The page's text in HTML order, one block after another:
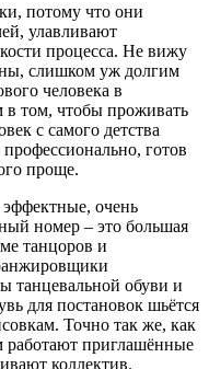
потому что они
улавливают
процесса. Не вижу
слишком уж долгим
человека в
в том, чтобы проживать
с самого детства
готов
проще.
очень
номер – это большая
танцоров и
танцевальной обуви и
для постановок шьётся
Точно так же, как
работают приглашённые
коллектив.